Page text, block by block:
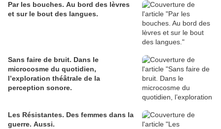
Par les bouches. Au bord des lèvres
et sur le bout des langues.
Sans faire de bruit. Dans le
microcosme du quotidien,
l’exploration théâtrale de la
perception sonore.
Les Résistantes. Des femmes dans la
guerre. Aussi.